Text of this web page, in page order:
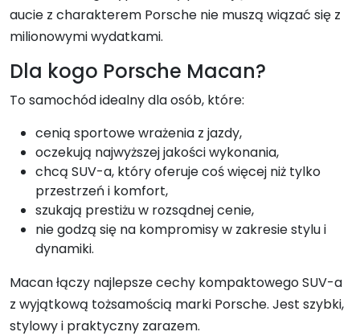
aucie z charakterem Porsche nie muszą wiązać się z
milionowymi wydatkami.
Dla kogo Porsche Macan?
To samochód idealny dla osób, które:
cenią sportowe wrażenia z jazdy,
oczekują najwyższej jakości wykonania,
chcą SUV-a, który oferuje coś więcej niż tylko
przestrzeń i komfort,
szukają prestiżu w rozsądnej cenie,
nie godzą się na kompromisy w zakresie stylu i
dynamiki.
Macan łączy najlepsze cechy kompaktowego SUV-a
z wyjątkową tożsamością marki Porsche. Jest szybki,
stylowy i praktyczny zarazem.